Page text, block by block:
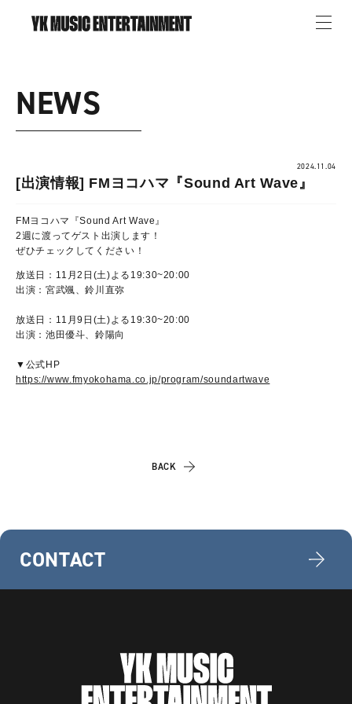
NEWS
2024.11.04
[出演情報] FMヨコハマ『Sound Art Wave』
FMヨコハマ『Sound Art Wave』
2週に渡ってゲスト出演します！
ぜひチェックしてください！
放送日：11月2日(土)よる19:30~20:00
出演：宮武颯、鈴川直弥
放送日：11月9日(土)よる19:30~20:00
出演：池田優斗、鈴陽向
▼公式HP
https://www.fmyokohama.co.jp/program/soundartwave
BACK
CONTACT